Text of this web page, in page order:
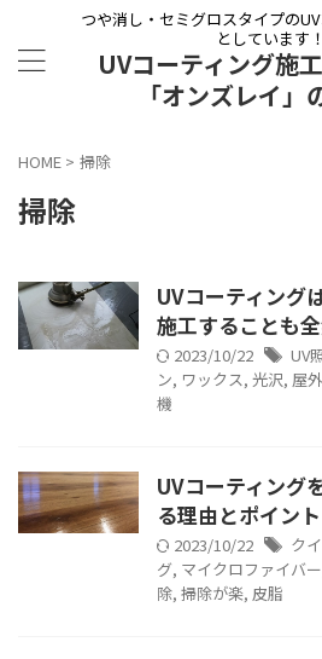
つや消し・セミグロスタイプの
としています！
UVコーティング施
「オンズレイ」
HOME > 掃除
掃除
UVコーティング
施工することも
2023/10/22 UV
ン, ワックス, 光沢, 屋外
機
UVコーティング
る理由とポイント
2023/10/22 ク
グ, マイクロファイバー
除, 掃除が楽, 皮脂